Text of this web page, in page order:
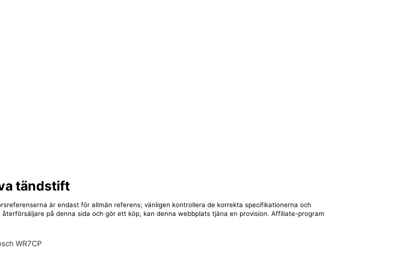
tändstift
är endast för allmän referens; vänligen kontrollera de korrekta specifikationerna och
på denna sida och gör ett köp, kan denna webbplats tjäna en provision. Affiliate-program
WR7CP